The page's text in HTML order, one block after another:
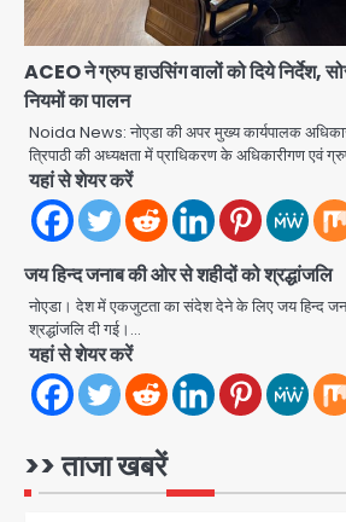
ACEO ने ग्रुप हाउसिंग वालों को दिये निर्देश,
नियमों का पालन
Noida News: नोएडा की अपर मुख्य कार्यपालक
त्रिपाठी की अध्यक्षता में प्राधिकरण के अधिकारीगण एवं
यहां से शेयर करें
जय हिन्द जनाब की ओर से शहीदों को श्रद्धांजलि
नोएडा। देश में एकजुटता का संदेश देने के लिए जय हिन्द
श्रद्धांजलि दी गई।…
यहां से शेयर करें
>> ताजा खबरें
4
Atiq Ahmed :
भीड़, तोड़ी
पहुंचा उमर
5
Narela Road
मारी टक्कर, 70 वर्षीय
jai hind janab
1
Congress
गाजियाबाद कांग्रेस के
2
Noida Bal
8वीं की क्लास,